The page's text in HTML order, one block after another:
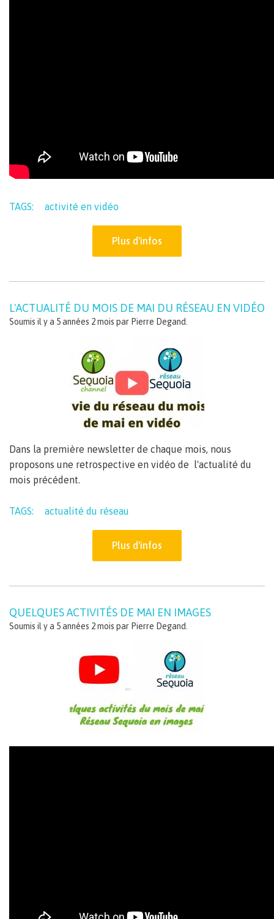
TAGS: activité en vidéo
Plus d'infos
L'ACTUALITÉ DU MOIS DE MAI DU RÉSEAU EN VIDÉO
Soumis il y a 5 années 2 mois par Pierre Degand
Dans la première newsletter de chaque mois, nous
proposons une retrospective en vidéo de l'actualité du
mois précédent.
TAGS: actualité du réseau
Plus d'infos
QUELQUES ACTIVITÉS DE MAI EN IMAGES
Soumis il y a 5 années 2 mois par Pierre Degand